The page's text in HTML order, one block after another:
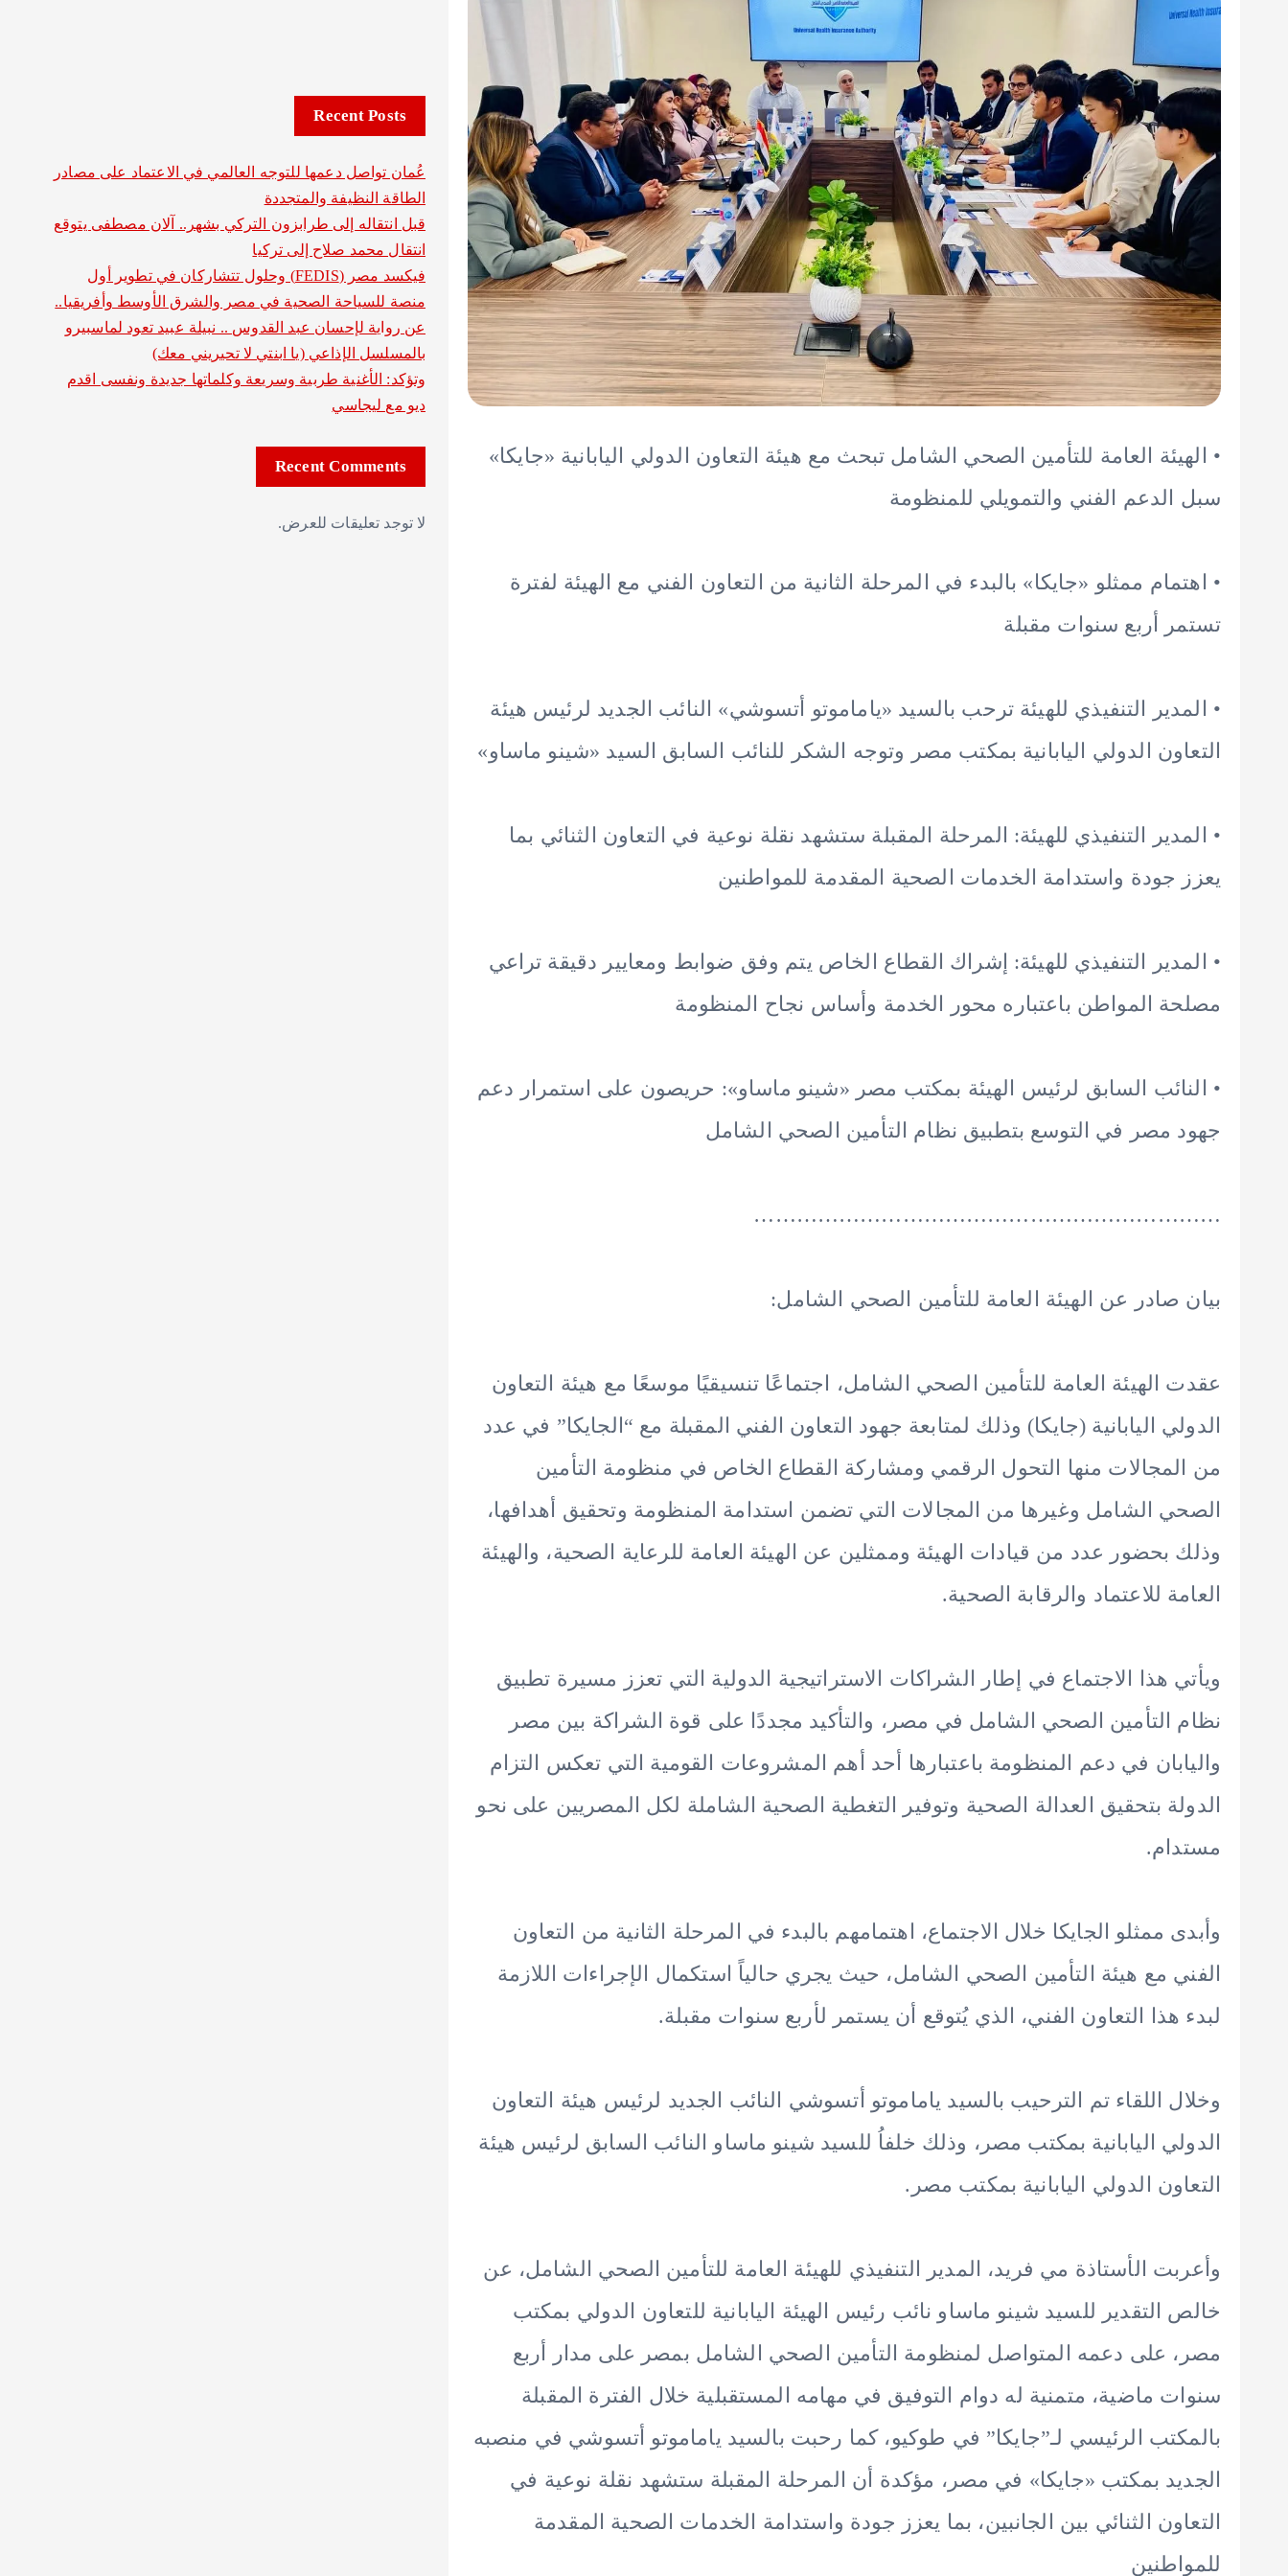
• الهيئة العامة للتأمين الصحي الشامل تبحث مع هيئة التعاون الدولي اليابانية «جايكا»
سبل الدعم الفني والتمويلي للمنظومة
• اهتمام ممثلو «جايكا» بالبدء في المرحلة الثانية من التعاون الفني مع الهيئة لفترة
تستمر أربع سنوات مقبلة
• المدير التنفيذي للهيئة ترحب بالسيد «ياماموتو أتسوشي» النائب الجديد لرئيس هيئة
التعاون الدولي اليابانية بمكتب مصر وتوجه الشكر للنائب السابق السيد «شينو ماساو»
• المدير التنفيذي للهيئة: المرحلة المقبلة ستشهد نقلة نوعية في التعاون الثنائي بما
يعزز جودة واستدامة الخدمات الصحية المقدمة للمواطنين
• المدير التنفيذي للهيئة: إشراك القطاع الخاص يتم وفق ضوابط ومعايير دقيقة تراعي
مصلحة المواطن باعتباره محور الخدمة وأساس نجاح المنظومة
• النائب السابق لرئيس الهيئة بمكتب مصر «شينو ماساو»: حريصون على استمرار دعم
جهود مصر في التوسع بتطبيق نظام التأمين الصحي الشامل
…………………………………………………………
بيان صادر عن الهيئة العامة للتأمين الصحي الشامل:
عقدت الهيئة العامة للتأمين الصحي الشامل، اجتماعًا تنسيقيًا موسعًا مع هيئة التعاون
الدولي اليابانية (جايكا) وذلك لمتابعة جهود التعاون الفني المقبلة مع “الجايكا” في عدد
من المجالات منها التحول الرقمي ومشاركة القطاع الخاص في منظومة التأمين
الصحي الشامل وغيرها من المجالات التي تضمن استدامة المنظومة وتحقيق أهدافها،
وذلك بحضور عدد من قيادات الهيئة وممثلين عن الهيئة العامة للرعاية الصحية، والهيئة
العامة للاعتماد والرقابة الصحية.
ويأتي هذا الاجتماع في إطار الشراكات الاستراتيجية الدولية التي تعزز مسيرة تطبيق
نظام التأمين الصحي الشامل في مصر، والتأكيد مجددًا على قوة الشراكة بين مصر
واليابان في دعم المنظومة باعتبارها أحد أهم المشروعات القومية التي تعكس التزام
الدولة بتحقيق العدالة الصحية وتوفير التغطية الصحية الشاملة لكل المصريين على نحو
مستدام.
وأبدى ممثلو الجايكا خلال الاجتماع، اهتمامهم بالبدء في المرحلة الثانية من التعاون
الفني مع هيئة التأمين الصحي الشامل، حيث يجري حالياً استكمال الإجراءات اللازمة
لبدء هذا التعاون الفني، الذي يُتوقع أن يستمر لأربع سنوات مقبلة.
وخلال اللقاء تم الترحيب بالسيد ياماموتو أتسوشي النائب الجديد لرئيس هيئة التعاون
الدولي اليابانية بمكتب مصر، وذلك خلفاُ للسيد شينو ماساو النائب السابق لرئيس هيئة
التعاون الدولي اليابانية بمكتب مصر.
وأعربت الأستاذة مي فريد، المدير التنفيذي للهيئة العامة للتأمين الصحي الشامل، عن
خالص التقدير للسيد شينو ماساو نائب رئيس الهيئة اليابانية للتعاون الدولي بمكتب
مصر، على دعمه المتواصل لمنظومة التأمين الصحي الشامل بمصر على مدار أربع
سنوات ماضية، متمنية له دوام التوفيق في مهامه المستقبلية خلال الفترة المقبلة
بالمكتب الرئيسي لـ”جايكا” في طوكيو، كما رحبت بالسيد ياماموتو أتسوشي في منصبه
الجديد بمكتب «جايكا» في مصر، مؤكدة أن المرحلة المقبلة ستشهد نقلة نوعية في
التعاون الثنائي بين الجانبين، بما يعزز جودة واستدامة الخدمات الصحية المقدمة
للمواطنين
Recent Posts
عُمان تواصل دعمها للتوجه العالمي في الاعتماد على مصادر
الطاقة النظيفة والمتجددة
قبل انتقاله إلى طرابزون التركي بشهر.. آلان مصطفى يتوقع
انتقال محمد صلاح إلى تركيا
فيكسد مصر (FEDIS) وحلول تتشاركان في تطوير أول
منصة للسياحة الصحية في مصر والشرق الأوسط وأفريقيا..
عن رواية لإحسان عبد القدوس .. نبيلة عبيد تعود لماسبيرو
بالمسلسل الإذاعي (يا ابنتي لا تحيريني معك)
وتؤكد: الأغنية طربية وسريعة وكلماتها جديدة ونفسى اقدم
ديو مع ليجاسي
Recent Comments
لا توجد تعليقات للعرض.